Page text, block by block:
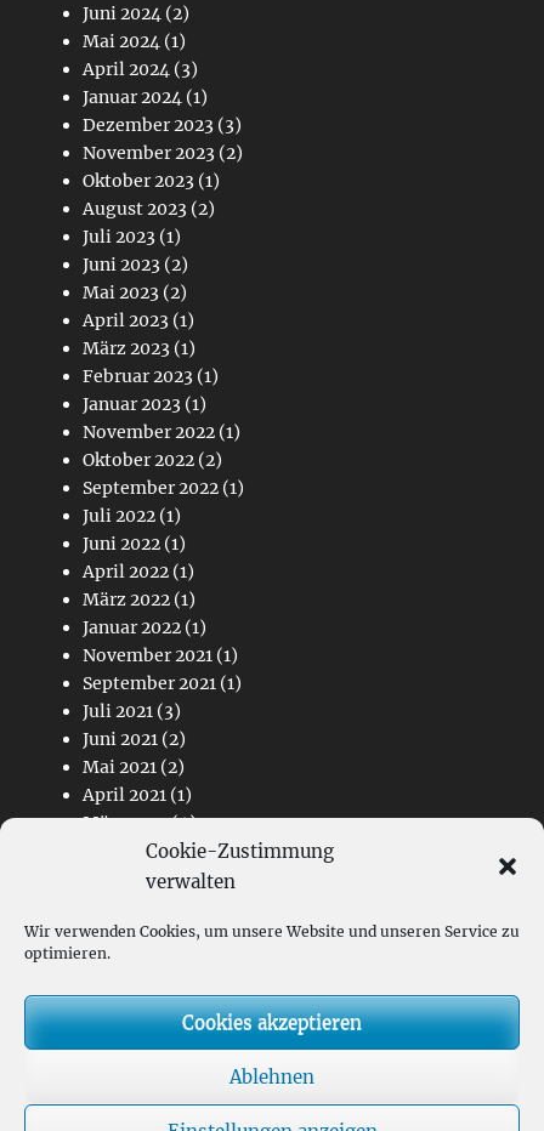
Cookie-Zustimmung
verwalten
Wir verwenden Cookies, um unsere Website und unseren Service zu
optimieren.
Cookies akzeptieren
Ablehnen
Juni 2024 (2)
Mai 2024 (1)
April 2024 (3)
Januar 2024 (1)
Dezember 2023 (3)
November 2023 (2)
Oktober 2023 (1)
August 2023 (2)
Juli 2023 (1)
Juni 2023 (2)
Mai 2023 (2)
April 2023 (1)
März 2023 (1)
Februar 2023 (1)
Januar 2023 (1)
November 2022 (1)
Oktober 2022 (2)
September 2022 (1)
Juli 2022 (1)
Juni 2022 (1)
April 2022 (1)
März 2022 (1)
Januar 2022 (1)
November 2021 (1)
September 2021 (1)
Juli 2021 (3)
Juni 2021 (2)
Mai 2021 (2)
April 2021 (1)
März 2021(4)
Februar 2021(2)
November 2020(1)
Links
Kontakt
Impressum
Datenschutz